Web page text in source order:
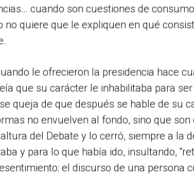
cuando son cuestiones de consumo
no quiere que le expliquen en qué
le ofrecieron la presidencia hace
que su carácter le inhabilitaba para
queja de que después se hable de su
no envuelven al fondo, sino que son
del Debate y lo cerró, siempre a la
y para lo que había ido, insultando,
el discurso de una persona